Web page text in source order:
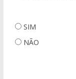
SIM
NÃO